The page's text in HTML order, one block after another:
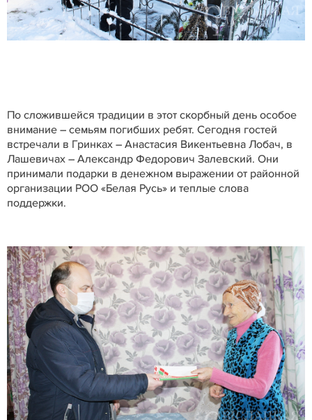
По сложившейся традиции в этот скорбный день особое
внимание – семьям погибших ребят. Сегодня гостей
встречали в Гринках – Анастасия Викентьевна Лобач, в
Лашевичах – Александр Федорович Залевский. Они
принимали подарки в денежном выражении от районной
организации РОО «Белая Русь» и теплые слова
поддержки.